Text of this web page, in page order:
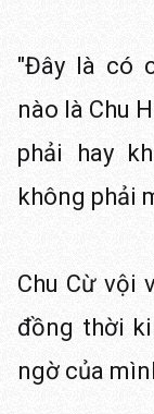
"Đây là có
nào là Chu
phải hay
không phải
Chu Cừ vội
đồng thời
ngờ của